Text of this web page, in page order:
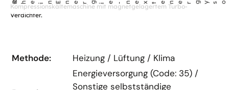
©
Rhe i
nEner
g i
e - next ener
gy so l
ut
Kompressionskältemaschine mit magnetgelagertem Turbo-
Verdichter.
Methode: Heizung / Lüftung / Klima
Energieversorgung (Code: 35) /
Sonstige selbstständige